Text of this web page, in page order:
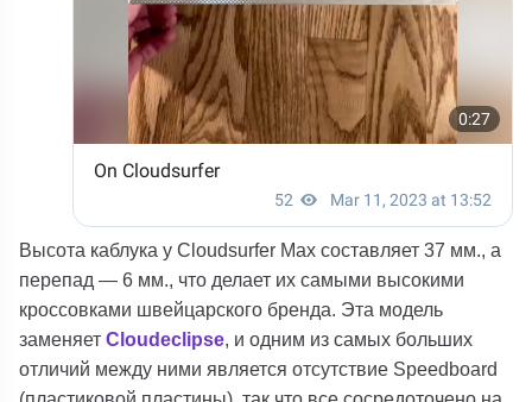
Высота каблука у Cloudsurfer Max составляет 37 мм., а
перепад — 6 мм., что делает их самыми высокими
кроссовками швейцарского бренда. Эта модель
заменяетCloudeclipse, и одним из самых больших
отличий между ними является отсутствие Speedboard